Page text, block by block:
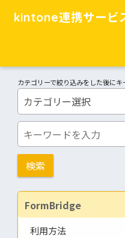
kintone連携サービ
カテゴリーで絞り込みをした後に
FormBridge
利用方法